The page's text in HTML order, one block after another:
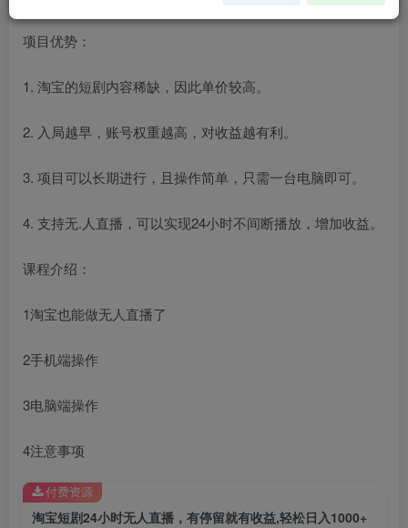
项目优势：
1. 淘宝的短剧内容稀缺，因此单价较高。
2. 入局越早，账号权重越高，对收益越有利。
3. 项目可以长期进行，且操作简单，只需一台电脑即可。
4. 支持无.人直播，可以实现24小时不间断播放，增加收益。
课程介绍：
1淘宝也能做无人直播了
2手机端操作
3电脑端操作
4注意事项
淘宝短剧24小时无人直播，有停留就有收益,轻松日入1000+
付费资源